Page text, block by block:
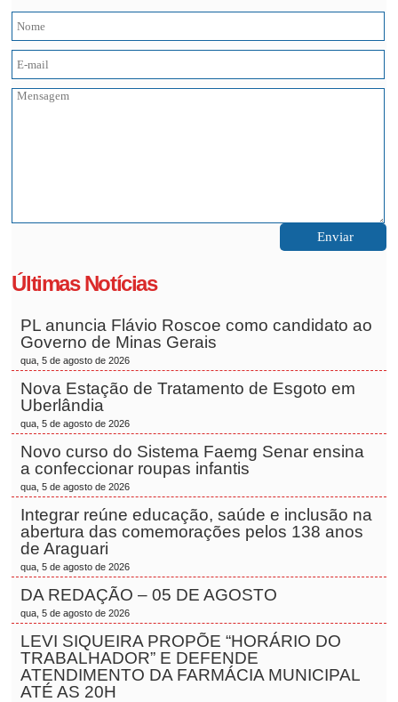
Últimas Notícias
PL anuncia Flávio Roscoe como candidato ao
Governo de Minas Gerais
qua, 5 de agosto de 2026
Nova Estação de Tratamento de Esgoto em
Uberlândia
qua, 5 de agosto de 2026
Novo curso do Sistema Faemg Senar ensina
a confeccionar roupas infantis
qua, 5 de agosto de 2026
Integrar reúne educação, saúde e inclusão na
abertura das comemorações pelos 138 anos
de Araguari
qua, 5 de agosto de 2026
DA REDAÇÃO – 05 DE AGOSTO
qua, 5 de agosto de 2026
LEVI SIQUEIRA PROPÕE “HORÁRIO DO
TRABALHADOR” E DEFENDE
ATENDIMENTO DA FARMÁCIA MUNICIPAL
ATÉ AS 20H